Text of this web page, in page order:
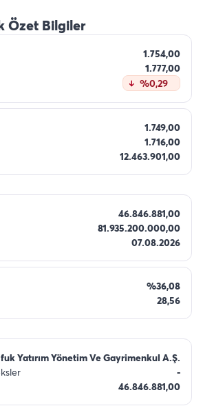
Özet Bilgiler
1.754,00
1.777,00
%0,29
1.749,00
1.716,00
12.463.901,00
46.846.881,00
81.935.200.000,00
07.08.2026
%36,08
28,56
Yatırım Yönetim Ve Gayrimenkul A.Ş.
-
46.846.881,00